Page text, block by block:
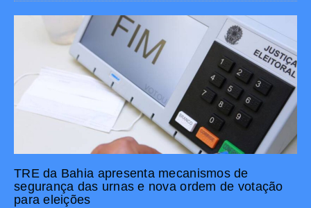
TRE da Bahia apresenta mecanismos de
segurança das urnas e nova ordem de votação
para eleições